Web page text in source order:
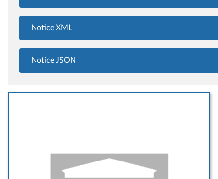
Notice XML
Notice JSON